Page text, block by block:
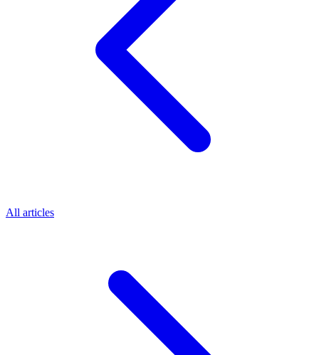
All articles